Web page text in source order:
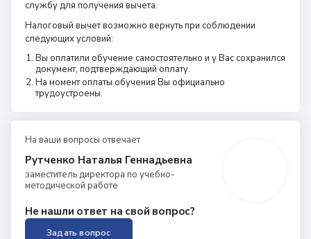
службу для получения вычета.
Налоговый вычет возможно вернуть при соблюдении
следующих условий:
Вы оплатили обучение самостоятельно и у Вас сохранился
документ, подтверждающий оплату.
На момент оплаты обучения Вы официально
трудоустроены.
На ваши вопросы отвечает
Рутченко Наталья Геннадьевна
заместитель директора по учебно-
методической работе
Не нашли ответ на свой вопрос?
Задать вопрос